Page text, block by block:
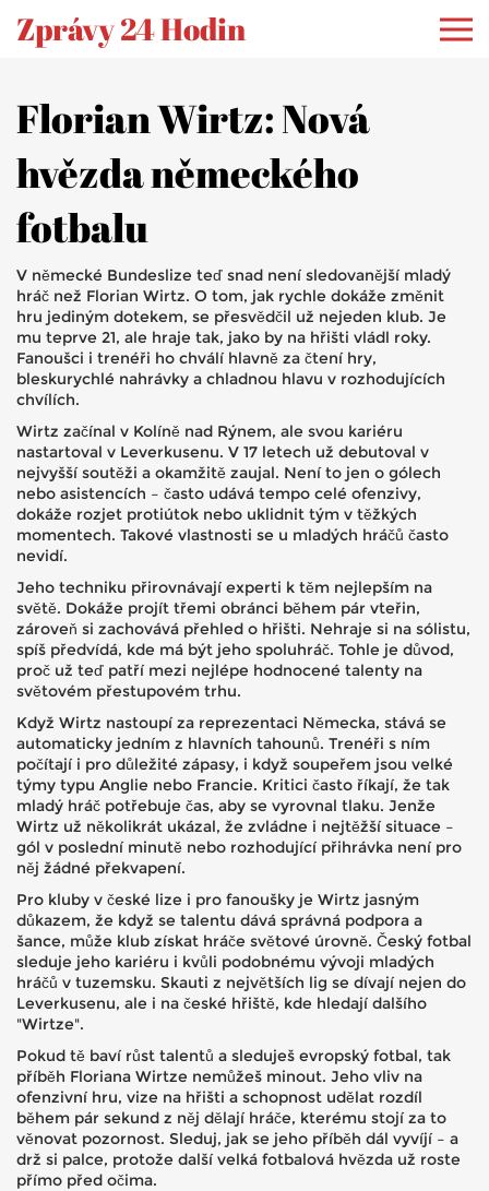
Zprávy 24 Hodin
Florian Wirtz: Nová
hvězda německého
fotbalu
V německé Bundeslize teď snad není sledovanější mladý
hráč než Florian Wirtz. O tom, jak rychle dokáže změnit
hru jediným dotekem, se přesvědčil už nejeden klub. Je
mu teprve 21, ale hraje tak, jako by na hřišti vládl roky.
Fanoušci i trenéři ho chválí hlavně za čtení hry,
bleskurychlé nahrávky a chladnou hlavu v rozhodujících
chvílích.
Wirtz začínal v Kolíně nad Rýnem, ale svou kariéru
nastartoval v Leverkusenu. V 17 letech už debutoval v
nejvyšší soutěži a okamžitě zaujal. Není to jen o gólech
nebo asistencích – často udává tempo celé ofenzivy,
dokáže rozjet protiútok nebo uklidnit tým v těžkých
momentech. Takové vlastnosti se u mladých hráčů často
nevidí.
Jeho techniku přirovnávají experti k těm nejlepším na
světě. Dokáže projít třemi obránci během pár vteřin,
zároveň si zachovává přehled o hřišti. Nehraje si na sólistu,
spíš předvídá, kde má být jeho spoluhráč. Tohle je důvod,
proč už teď patří mezi nejlépe hodnocené talenty na
světovém přestupovém trhu.
Když Wirtz nastoupí za reprezentaci Německa, stává se
automaticky jedním z hlavních tahounů. Trenéři s ním
počítají i pro důležité zápasy, i když soupeřem jsou velké
týmy typu Anglie nebo Francie. Kritici často říkají, že tak
mladý hráč potřebuje čas, aby se vyrovnal tlaku. Jenže
Wirtz už několikrát ukázal, že zvládne i nejtěžší situace –
gól v poslední minutě nebo rozhodující přihrávka není pro
něj žádné překvapení.
Pro kluby v české lize i pro fanoušky je Wirtz jasným
důkazem, že když se talentu dává správná podpora a
šance, může klub získat hráče světové úrovně. Český fotbal
sleduje jeho kariéru i kvůli podobnému vývoji mladých
hráčů v tuzemsku. Skauti z největších lig se dívají nejen do
Leverkusenu, ale i na české hřiště, kde hledají dalšího
"Wirtze".
Pokud tě baví růst talentů a sleduješ evropský fotbal, tak
příběh Floriana Wirtze nemůžeš minout. Jeho vliv na
ofenzivní hru, vize na hřišti a schopnost udělat rozdíl
během pár sekund z něj dělají hráče, kterému stojí za to
věnovat pozornost. Sleduj, jak se jeho příběh dál vyvíjí – a
drž si palce, protože další velká fotbalová hvězda už roste
přímo před očima.